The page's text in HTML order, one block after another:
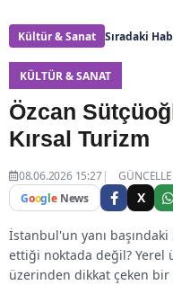
Kültür & Sanat Sıradaki
KÜLTÜR & SANAT
Özcan
Kırsal Turizm
08.06.2026 15:27
Google News X
İstanbul'un yanı
ettiği noktada değil? Yerel
üzerinden dikkat çeken